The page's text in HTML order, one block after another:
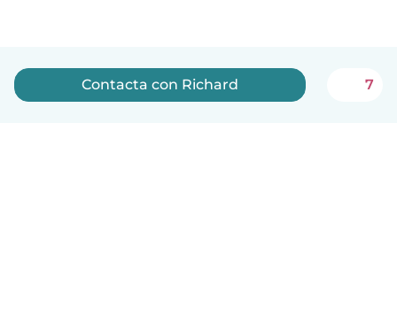
Contacta con Richard 7